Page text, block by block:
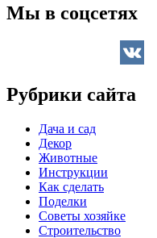
Мы в соцсетях
Рубрики сайта
Дача и сад
Декор
Животные
Инструкции
Как сделать
Поделки
Советы хозяйке
Строительство